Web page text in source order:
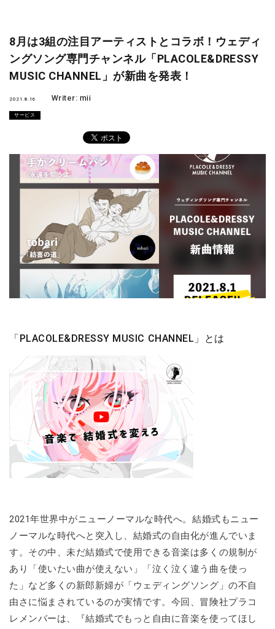
8月は3組の注目アーティストとコラボ！ウェディ
ングソング専門チャンネル「PLACOLE&DRESSY
MUSIC CHANNEL」が新曲を発表！
2021.8.16 Writer: mii
サービス
「PLACOLE&DRESSY MUSIC CHANNEL」とは
2021年世界中がニューノーマルな時代へ。結婚式もニュー
ノーマルな時代へと突入し、結婚式の自由化が進んでいま
す。その中、未だ結婚式で使用できる音楽は多くの規制が
あり「使いたい曲が使えない」「泣く泣く違う曲を使っ
た」など多くの新郎新婦が「ウェディングソング」の不自
由さに悩まされているのが実情です。今回、冒険社プラコ
レメンバーは、『結婚式でもっと自由に音楽を使ってほし